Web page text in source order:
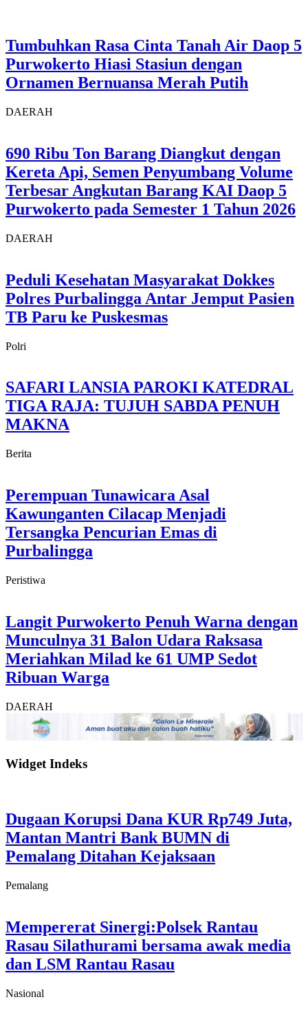
Tumbuhkan Rasa Cinta Tanah Air Daop 5
Purwokerto Hiasi Stasiun dengan
Ornamen Bernuansa Merah Putih
DAERAH
690 Ribu Ton Barang Diangkut dengan
Kereta Api, Semen Penyumbang Volume
Terbesar Angkutan Barang KAI Daop 5
Purwokerto pada Semester 1 Tahun 2026
DAERAH
Peduli Kesehatan Masyarakat Dokkes
Polres Purbalingga Antar Jemput Pasien
TB Paru ke Puskesmas
Polri
SAFARI LANSIA PAROKI KATEDRAL
TIGA RAJA: TUJUH SABDA PENUH
MAKNA
Berita
Perempuan Tunawicara Asal
Kawunganten Cilacap Menjadi
Tersangka Pencurian Emas di
Purbalingga
Peristiwa
Langit Purwokerto Penuh Warna dengan
Munculnya 31 Balon Udara Raksasa
Meriahkan Milad ke 61 UMP Sedot
Ribuan Warga
DAERAH
Widget Indeks
Dugaan Korupsi Dana KUR Rp749 Juta,
Mantan Mantri Bank BUMN di
Pemalang Ditahan Kejaksaan
Pemalang
Mempererat Sinergi:Polsek Rantau
Rasau Silathurami bersama awak media
dan LSM Rantau Rasau
Nasional